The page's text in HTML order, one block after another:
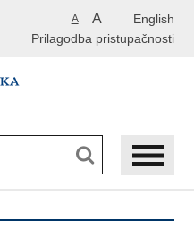
English
A A
Prilagodba pristupačnosti